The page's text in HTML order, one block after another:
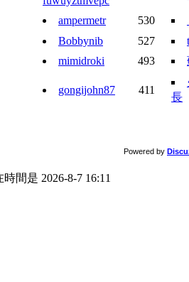
ampermetr 530
Bobbynib
527
mimidroki
493
gongijohn87 411
長
Powered by
間是 2026-8-7 16:11